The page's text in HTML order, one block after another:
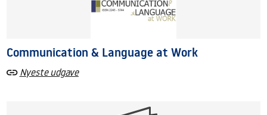
Communication & Language at Work
Nyeste udgave